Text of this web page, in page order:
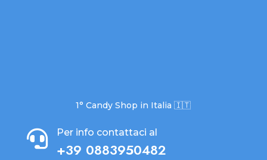
1° Candy Shop in Italia 🇮🇹
 Per info contattaci al
+39 0883950482